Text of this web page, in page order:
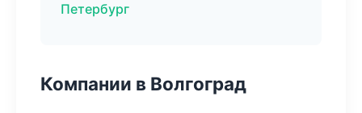
Петербург
Компании в Волгоград